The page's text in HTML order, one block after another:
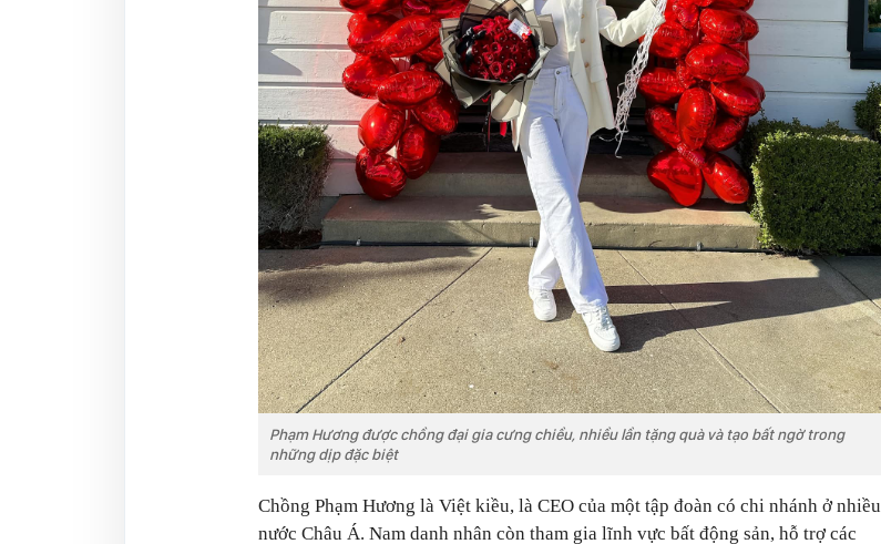
Phạm Hương được chồng đại gia cưng chiều, nhiều lần tặng quà và tạo bất ngờ trong
những dịp đặc biệt
Chồng Phạm Hương là Việt kiều, là CEO của một tập đoàn có chi nhánh ở nhiều
nước Châu Á. Nam danh nhân còn tham gia lĩnh vực bất động sản, hỗ trợ các